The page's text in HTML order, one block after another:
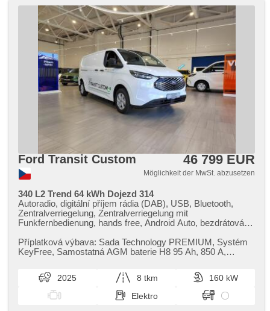
Taste, Wegfahrsperre, Alarmanlage, Zentralverriegelung mit
Funkfernbedienung, Zentralverriegelung, beheizte Sitze,
höheneinstellbare Sitze, höheneinstellbare Fahrersitz,
Positionssitze, Reifendrucksensor, Abnutzungssensor des
Bremsbelages, Vorderlichter LED, Heck LED Leuchte,
Start-Stop System, USB, Autoradio, digitální příjem rádia
(DAB), Außenthermometer, beheizte Spiegel, zadní pohon,
Längssitzvorschub, Ausziehbare Kopflehnen, El. Anlasser,
Garantie, digitální přístrojová deska, boční posuvné dveře
Ford Transit Custom 46 799 EUR
Möglichkeit der MwSt. abzusetzen
340 L2 Trend 64 kWh Dojezd 314
Autoradio, digitální příjem rádia (DAB), USB, Bluetooth,
Zentralverriegelung, Zentralverriegelung mit
Funkfernbedienung, hands free, Android Auto, bezdrátová
Wegfahrsperre, bezklíčové odemykání, El. Vorderscheiben,
El. Seitenscheiben, El. Spiegel, El. Klappspiegel, beheizte
dojezdové rezervní kolo, Klimaautomatik, Standheizung,
LED denní svícení, beheizte Sitze, 2-Zonen Klimaanlage,
automatické přepínání dálkových světel, höheneinstellbare
Fahrersitz, Ausziehbare Kopflehnen, Lenkrad einstellbar,
Příplatková výbava: Sada Technology PREMIUM,​ Systém
KeyFree,​ Samostatná AGM baterie H8 95 Ah,​ 850 A,​
2025 8 tkm
160 kW
Elektro